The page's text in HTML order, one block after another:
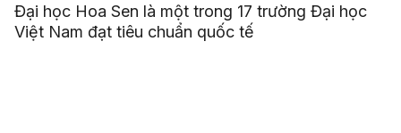
Đại học Hoa Sen là một trong 17 trường Đại học
Việt Nam đạt tiêu chuẩn quốc tế